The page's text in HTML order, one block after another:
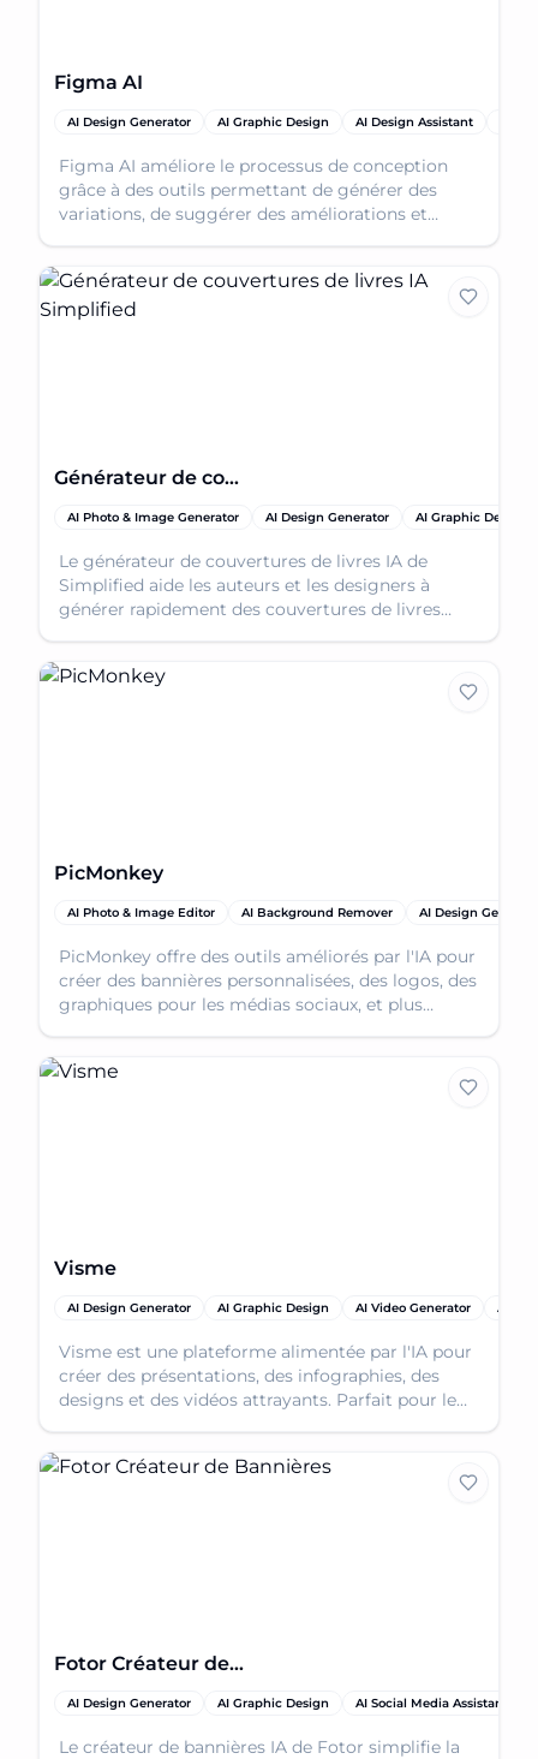
Figma AI
AI Design Generator AI Graphic Design AI Design Assistant
Figma AI améliore le processus de conception
grâce à des outils permettant de générer des
variations, de suggérer des améliorations et
Générateur de couvertures de livres IA Simplified
AI Photo & Image Generator AI Design Generator AI Graphic Design
Le générateur de couvertures de livres IA de
Simplified aide les auteurs et les designers à
générer rapidement des couvertures de livres
PicMonkey
AI Photo & Image Editor AI Background Remover AI Design
PicMonkey offre des outils améliorés par l'IA pour
créer des bannières personnalisées, des logos, des
graphiques pour les médias sociaux, et plus
Visme
AI Design Generator AI Graphic Design AI Video Generator AI
Visme est une plateforme alimentée par l'IA pour
créer des présentations, des infographies, des
designs et des vidéos attrayants. Parfait pour le
Fotor Créateur de Bannières
AI Design Generator AI Graphic Design AI Social Media Assistant
Le créateur de bannières IA de Fotor simplifie la